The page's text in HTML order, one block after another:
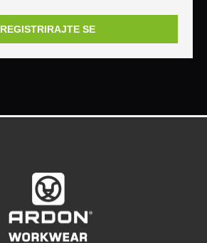
REGISTRIRAJTE SE